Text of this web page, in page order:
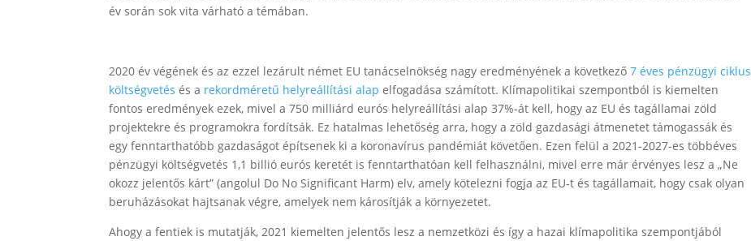
év során sok vita várható a témában.
2020 év végének és az ezzel lezárult német EU tanácselnökség nagy eredményének a következő7 éves pénzügyi ciklus
költségvetés és a rekordméretű helyreállítási alap elfogadása számított. Klímapolitikai szempontból is kiemelten
fontos eredmények ezek, mivel a 750 milliárd eurós helyreállítási alap 37%-át kell, hogy az EU és tagállamai zöld
projektekre és programokra fordítsák. Ez hatalmas lehetőség arra, hogy a zöld gazdasági átmenetet támogassák és
egy fenntarthatóbb gazdaságot építsenek ki a koronavírus pandémiát követően. Ezen felül a 2021-2027-es többéves
pénzügyi költségvetés 1,1 billió eurós keretét is fenntarthatóan kell felhasználni, mivel erre már érvényes lesz a „Ne
okozz jelentős kárt” (angolul Do No Significant Harm) elv, amely kötelezni fogja az EU-t és tagállamait, hogy csak olyan
beruházásokat hajtsanak végre, amelyek nem károsítják a környezetet.
Ahogy a fentiek is mutatják, 2021 kiemelten jelentős lesz a nemzetközi és így a hazai klímapolitika szempontjából